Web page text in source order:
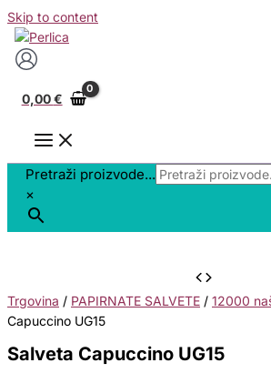
Skip to content
0,00€
Pretraži proizvode...
×
Trgovina / PAPIRNATE SALVETE / 12000
Capuccino UG15
Salveta Capuccino UG15